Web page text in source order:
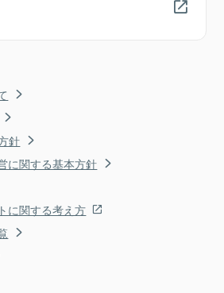
針
に関する基本方針
に関する考え方